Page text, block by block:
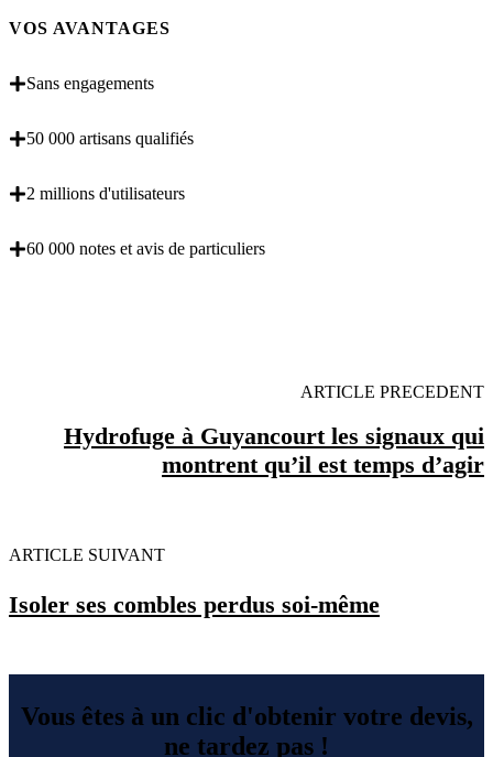
VOS AVANTAGES
Sans engagements
50 000 artisans qualifiés
2 millions d'utilisateurs
60 000 notes et avis de particuliers
ARTICLE PRECEDENT
Hydrofuge à Guyancourt les signaux qui
montrent qu’il est temps d’agir
ARTICLE SUIVANT
Isoler ses combles perdus soi-même
Vous êtes à un clic d'obtenir votre devis,
ne tardez pas !